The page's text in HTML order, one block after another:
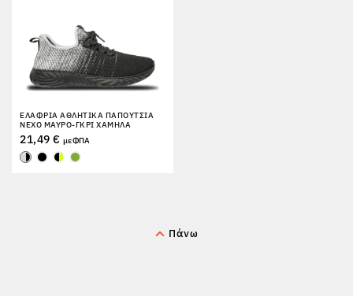
ΕΛΑΦΡΙΆ ΑΘΛΗΤΙΚΆ ΠΑΠΟΎΤΣΙΑ
NEXO ΜΑΎΡΟ-ΓΚΡΙ ΧΑΜΗΛΆ
21,49 € με ΦΠΑ
Πάνω